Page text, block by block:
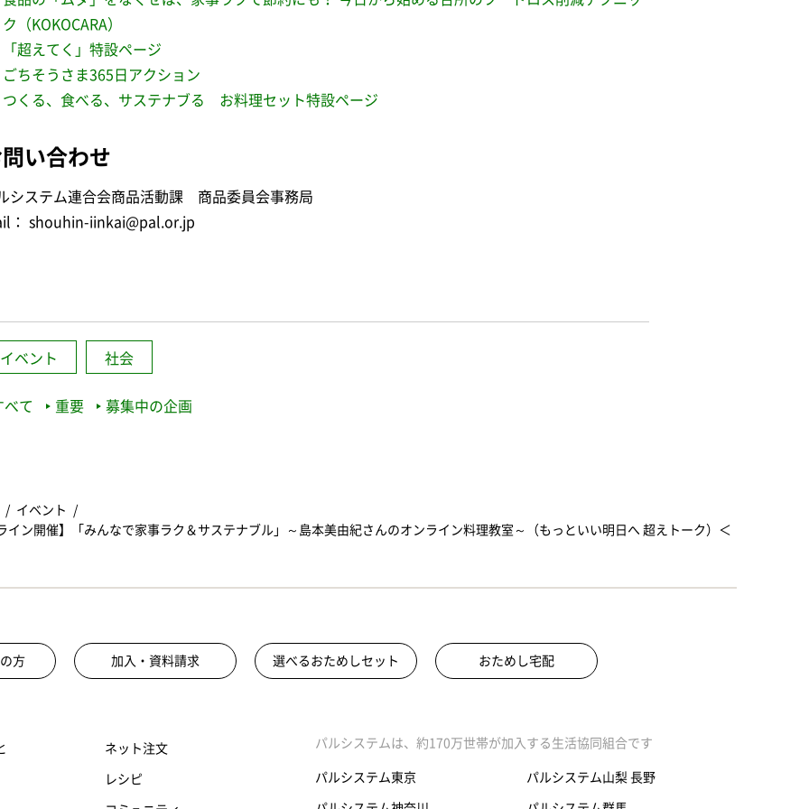
ク（KOKOCARA）
「超えてく」特設ページ
ごちそうさま365日アクション
つくる、食べる、サステナブる お料理セット特設ページ
い合わせ
システム連合会商品活動課 商品委員会事務局
： shouhin-iinkai@pal.or.jp
イベント 社会
べて 重要 募集中の企画
イベント
イン開催】「みんなで家事ラク＆サステナブル」～島本美由紀さんのオンライン料理教室～（もっといい明日へ 超えトーク）＜
方 加入・資料請求 選べるおためしセット おためし宅配
ネット注文
レシピ
パルシステムは、約170万世帯が加入する生活協同組合です
パルシステム東京 パルシステム山梨 長野